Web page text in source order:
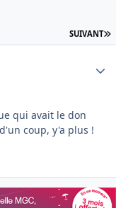
SUIVANT
qui avait le don
coup, y'a plus !